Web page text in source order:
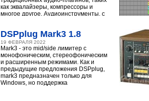
как эквалайзеры, компрессоры и
многое другое. Аудиоинструменты, с
DSPplug Mark3 1.8
19 ФЕВРАЛЯ 2022
Mark3 - это mid/side лимитер с
монофоническим, стереофоническим
и расширенным режимами. Как и
предыдущие предложения DSPplug,
mark3 предназначен только для
Windows, но поддержка